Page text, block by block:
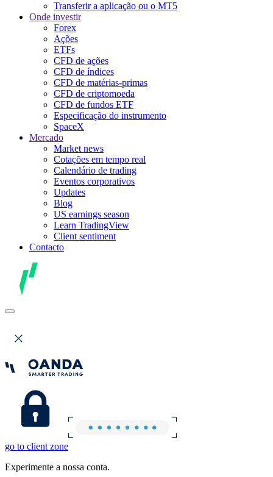
Transferir a aplicação ou o MT5
Onde investir
Forex
Ações
ETFs
CFD de ações
CFD de índices
CFD de matérias-primas
CFD de criptomoeda
CFD de fundos ETF
Especificação do instrumento
SpaceX
Mercado
Market news
Cotações em tempo real
Calendário de trading
Eventos corporativos
Updates
Blog
US earnings season
Learn TradingView
Client sentiment
Contacto
go to client zone
Experimente a nossa conta.